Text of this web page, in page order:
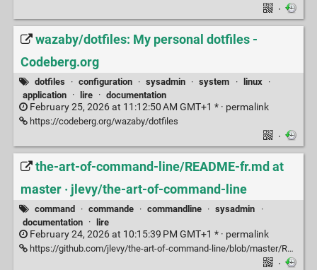
·
wazaby/dotfiles: My personal dotfiles -
Codeberg.org
dotfiles · configuration · sysadmin · system · linux
·
application
· lire · documentation
February 25, 2026 at 11:12:50 AM GMT+1 * · permalink
https://codeberg.org/wazaby/dotfiles
·
the-art-of-command-line/README-fr.md at
master · jlevy/the-art-of-command-line
command · commande · commandline · sysadmin
·
documentation
· lire
February 24, 2026 at 10:15:39 PM GMT+1 * · permalink
https://github.com/jlevy/the-art-of-command-line/blob/master/README-fr.md
·